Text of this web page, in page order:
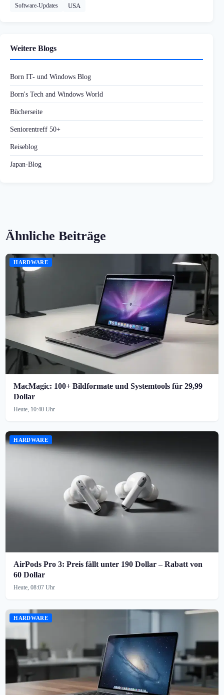
Software-Updates
USA
Weitere Blogs
Born IT- und Windows Blog
Born's Tech and Windows World
Bücherseite
Seniorentreff 50+
Reiseblog
Japan-Blog
Ähnliche Beiträge
HARDWARE
MacMagic: 100+ Bildformate und Systemtools für 29,99
Dollar
Heute, 10:40 Uhr
HARDWARE
AirPods Pro 3: Preis fällt unter 190 Dollar – Rabatt von
60 Dollar
Heute, 08:07 Uhr
HARDWARE